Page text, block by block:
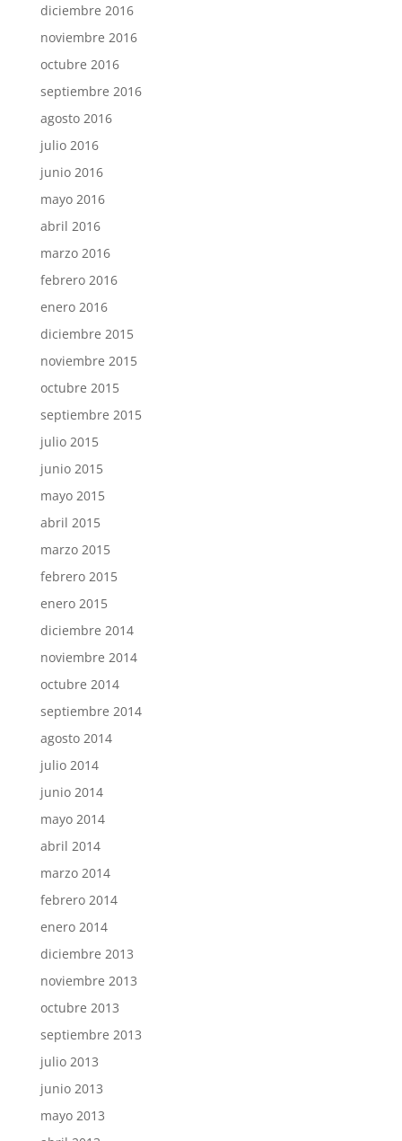
diciembre 2016
noviembre 2016
octubre 2016
septiembre 2016
agosto 2016
julio 2016
junio 2016
mayo 2016
abril 2016
marzo 2016
febrero 2016
enero 2016
diciembre 2015
noviembre 2015
octubre 2015
septiembre 2015
julio 2015
junio 2015
mayo 2015
abril 2015
marzo 2015
febrero 2015
enero 2015
diciembre 2014
noviembre 2014
octubre 2014
septiembre 2014
agosto 2014
julio 2014
junio 2014
mayo 2014
abril 2014
marzo 2014
febrero 2014
enero 2014
diciembre 2013
noviembre 2013
octubre 2013
septiembre 2013
julio 2013
junio 2013
mayo 2013